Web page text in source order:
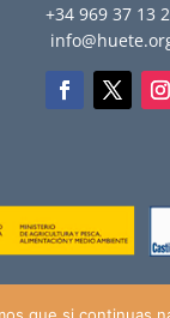
+34 969 37 13